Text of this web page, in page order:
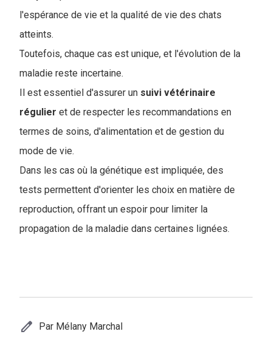
l'espérance de vie et la qualité de vie des chats
atteints.
Toutefois, chaque cas est unique, et l'évolution de la
maladie reste incertaine.
Il est essentiel d'assurer un suivi vétérinaire
régulier et de respecter les recommandations en
termes de soins, d'alimentation et de gestion du
mode de vie.
Dans les cas où la génétique est impliquée, des
tests permettent d'orienter les choix en matière de
reproduction, offrant un espoir pour limiter la
propagation de la maladie dans certaines lignées.
edit Par Mélany Marchal